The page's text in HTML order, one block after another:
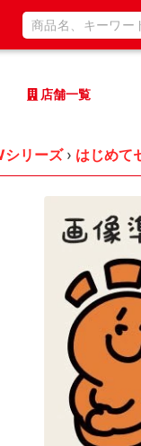
店舗一覧
シリーズ › はじめて